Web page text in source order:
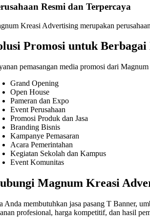
Resmi dan Terpercaya
Kreasi Advertising merupakan
Promosi untuk
pemasangan media promosi dari
Grand Opening
Open House
Pameran dan Expo
Event Perusahaan
Promosi Produk dan Jasa
Branding Bisnis
Kampanye Pemasaran
Acara Pemerintahan
Kegiatan Sekolah dan Kampus
Event Komunitas
Magnum Kreasi
Anda membutuhkan jasa pasang T Banner,
profesional, harga kompetitif, dan hasil